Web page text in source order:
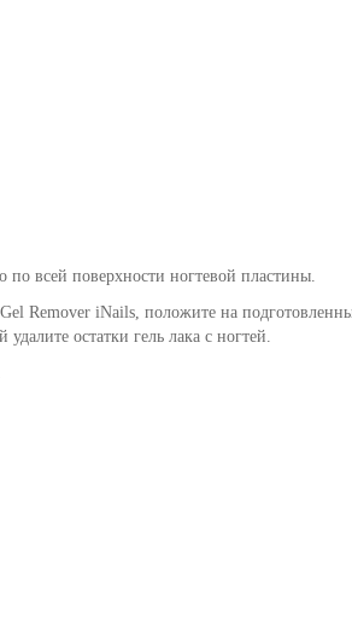
по всей поверхности ногтевой пластины.
Remover iNails, положите на
остатки гель лака с ногтей.